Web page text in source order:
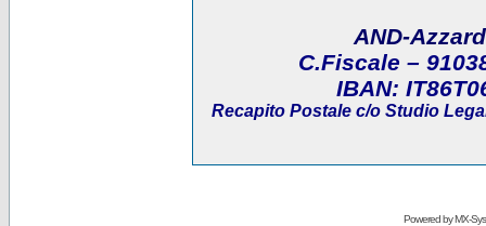
AND-
C.Fiscale –
IBAN:
Recapito Postale c/o Studio
Powered byMX-